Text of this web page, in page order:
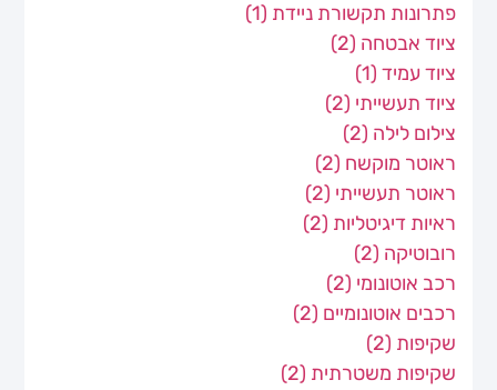
פתרונות תקשורת ניידת (1)
ציוד אבטחה (2)
ציוד עמיד (1)
ציוד תעשייתי (2)
צילום לילה (2)
ראוטר מוקשח (2)
ראוטר תעשייתי (2)
ראיות דיגיטליות (2)
רובוטיקה (2)
רכב אוטונומי (2)
רכבים אוטונומיים (2)
שקיפות (2)
שקיפות משטרתית (2)